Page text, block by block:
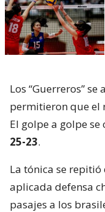
Los “Guerreros”
permitieron que el
El golpe a golpe se
25-23.
La tónica se
aplicada defensa
pasajes a los